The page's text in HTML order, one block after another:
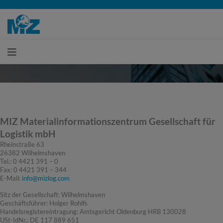
MIZ Materialinformationszentrum Gesellschaft für
Logistik mbH
Rheinstraße 63
26382 Wilhelmshaven
Tel.: 0 4421 391 – 0
Fax: 0 4421 391 – 344
E-Mail: info@mizlog.com
Sitz der Gesellschaft: Wilhelmshaven
Geschäftsführer: Holger Rohlfs
Handelsregistereintragung: Amtsgericht Oldenburg HRB 130028
USt-IdNr.: DE 117 889 651